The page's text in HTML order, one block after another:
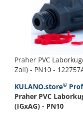
Praher PVC
Zoll) - PN10 -
KULANO.store©
Praher PVC
(IGxAG) - PN10